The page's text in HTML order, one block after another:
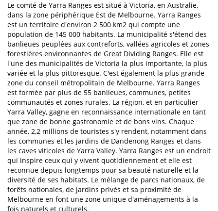
Le comté de Yarra Ranges est situé à Victoria, en Australie,
dans la zone périphérique Est de Melbourne. Yarra Ranges
est un territoire d'environ 2 500 km2 qui compte une
population de 145 000 habitants. La municipalité s'étend des
banlieues peuplées aux contreforts, vallées agricoles et zones
forestières environnantes de Great Dividing Ranges. Elle est
l'une des municipalités de Victoria la plus importante, la plus
variée et la plus pittoresque. C'est également la plus grande
zone du conseil métropolitain de Melbourne. Yarra Ranges
est formée par plus de 55 banlieues, communes, petites
communautés et zones rurales. La région, et en particulier
Yarra Valley, gagne en reconnaissance internationale en tant
que zone de bonne gastronomie et de bons vins. Chaque
année, 2,2 millions de touristes s'y rendent, notamment dans
les communes et les jardins de Dandenong Ranges et dans
les caves viticoles de Yarra Valley. Yarra Ranges est un endroit
qui inspire ceux qui y vivent quotidiennement et elle est
reconnue depuis longtemps pour sa beauté naturelle et la
diversité de ses habitats. Le mélange de parcs nationaux, de
forêts nationales, de jardins privés et sa proximité de
Melbourne en font une zone unique d'aménagements à la
fois naturels et culturels.